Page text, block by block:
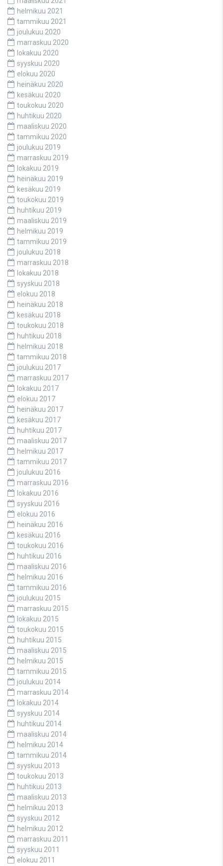
helmikuu 2021
tammikuu 2021
joulukuu 2020
marraskuu 2020
lokakuu 2020
syyskuu 2020
elokuu 2020
heinäkuu 2020
kesäkuu 2020
toukokuu 2020
huhtikuu 2020
maaliskuu 2020
tammikuu 2020
joulukuu 2019
marraskuu 2019
lokakuu 2019
heinäkuu 2019
kesäkuu 2019
toukokuu 2019
huhtikuu 2019
maaliskuu 2019
helmikuu 2019
tammikuu 2019
joulukuu 2018
marraskuu 2018
lokakuu 2018
syyskuu 2018
elokuu 2018
heinäkuu 2018
kesäkuu 2018
toukokuu 2018
huhtikuu 2018
helmikuu 2018
tammikuu 2018
joulukuu 2017
marraskuu 2017
lokakuu 2017
elokuu 2017
heinäkuu 2017
kesäkuu 2017
huhtikuu 2017
maaliskuu 2017
helmikuu 2017
tammikuu 2017
joulukuu 2016
marraskuu 2016
lokakuu 2016
syyskuu 2016
elokuu 2016
heinäkuu 2016
kesäkuu 2016
toukokuu 2016
huhtikuu 2016
maaliskuu 2016
helmikuu 2016
tammikuu 2016
joulukuu 2015
marraskuu 2015
lokakuu 2015
toukokuu 2015
huhtikuu 2015
maaliskuu 2015
helmikuu 2015
tammikuu 2015
joulukuu 2014
marraskuu 2014
lokakuu 2014
syyskuu 2014
huhtikuu 2014
maaliskuu 2014
helmikuu 2014
tammikuu 2014
syyskuu 2013
toukokuu 2013
huhtikuu 2013
maaliskuu 2013
helmikuu 2013
syyskuu 2012
helmikuu 2012
marraskuu 2011
syyskuu 2011
elokuu 2011